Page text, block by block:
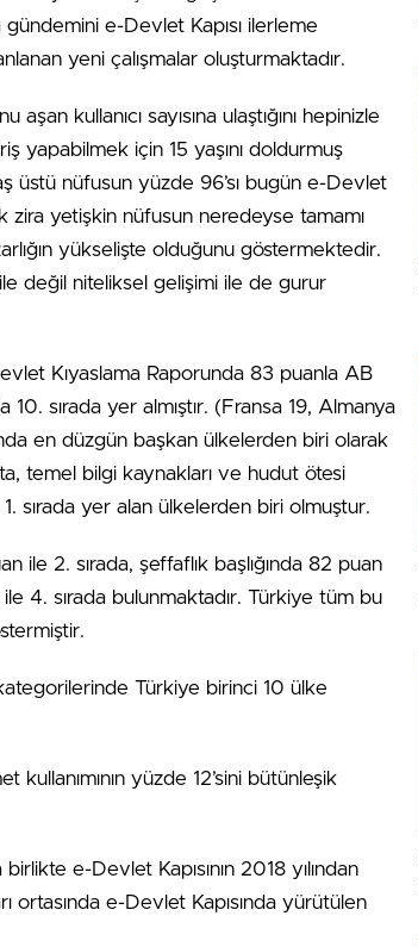
gündemini e-Devlet Kapısı ilerleme
yeni çalışmalar oluşturmaktadır.
kullanıcı sayısına ulaştığını hepinizle
yapabilmek için 15 yaşını doldurmuş
üstü nüfusun yüzde 96’sı bugün e-Devlet
zira yetişkin nüfusun neredeyse tamamı
yükselişte olduğunu göstermektedir.
değil niteliksel gelişimi ile de gurur
Kıyaslama Raporunda 83 puanla AB
sırada yer almıştır. (Fransa 19, Almanya
en düzgün başkan ülkelerden biri olarak
temel bilgi kaynakları ve hudut ötesi
1. sırada yer alan ülkelerden biri olmuştur.
ile 2. sırada, şeffaflık başlığında 82 puan
ile 4. sırada bulunmaktadır. Türkiye tüm bu
Türkiye birinci 10 ülke
yüzde 12’sini bütünleşik
e-Devlet Kapısının 2018 yılından
ortasında e-Devlet Kapısında yürütülen